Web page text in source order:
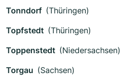
Tonndorf (Thüringen)
Topfstedt (Thüringen)
Toppenstedt (Niedersachsen)
Torgau (Sachsen)